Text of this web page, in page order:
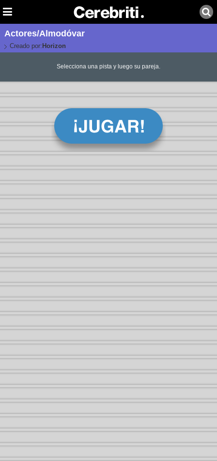
Actores/Almodóvar
Creado por: Horizon
Selecciona una pista y luego su pareja.